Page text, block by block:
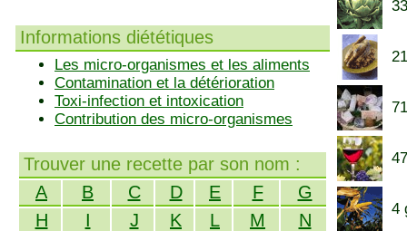
Informations diététiques
Les micro-organismes et les aliments
Contamination et la détérioration
Toxi-infection et intoxication
Contribution des micro-organismes
Trouver une recette par son nom :
A
B C D E F
G
H
I J K L M
N
4